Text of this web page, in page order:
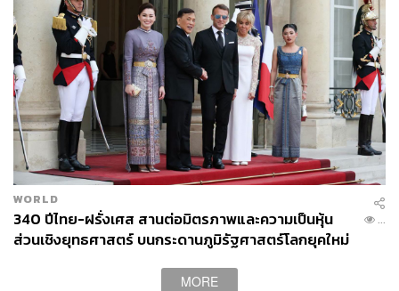
สำหรับพื้นที่ ช่วงที่ 2 เตรียมไว้เพื่อรองรับอุตสาหกรรม
ปิโตรเคมีเป็นหลัก แต่ด้วยบริบทโลกที่เปลี่ยนสู่พลังงาน
สะอาด ทำให้ภาครัฐต้องกลับมาทบทวนว่าอุตสาหกรรมใด
ควรเข้ามาใช้พื้นที่ เพื่อให้สอดคล้องกับยุทธศาสตร์พลังงาน
ของประเทศระยะยาว
แม้ว่าเดิมทีโครงการถูกออกแบบให้การพัฒนาระยะที่ 1 และ
ระยะที่ 2 เดินหน้าไปพร้อมกัน
ดังนั้น พื้นที่ตรงส่วนนี้จึงเปลี่ยนแนวทางให้ใช้ เพื่อรองรับ
อุตสาหกรรมพลังงานแห่งอนาคต ทั้งเชื้อเพลิงสะอาด
พลังงานไฮโดรเจน โซล่าร์ โรงไฟฟ้านิวเคลียร์ขนาดเล็ก
(SMR) รวมถึงเทคโนโลยีพลังงานรูปแบบใหม่ทุกรูปแบบ
WORLD
340 ปีไทย-ฝรั่งเศส สานต่อมิตรภาพและความเป็นหุ้น
ส่วนเชิงยุทธศาสตร์ บนกระดานภูมิรัฐศาสตร์โลกยุคใหม่
...
MORE